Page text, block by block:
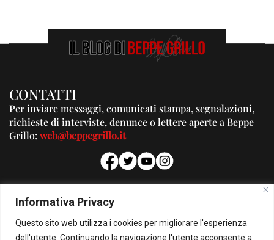
Informativa Privacy
Questo sito web utilizza i cookies per migliorare l'esperienza
dell'utente. Continuando la navigazione l'utente acconsente a
CONTATTI
Per inviare messaggi, comunicati stampa, segnalazioni,
richieste di interviste, denunce o lettere aperte a Beppe
Grillo:web@beppegrillo.it
PUBBLICITA'
Per la tua pubblicità su questo Blog:
pubblicita@beppegrillo.it